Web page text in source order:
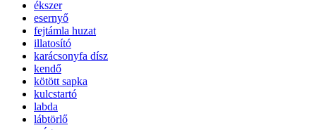
ékszer
esernyő
fejtámla huzat
illatosító
karácsonyfa dísz
kendő
kötött sapka
kulcstartó
labda
lábtörlő